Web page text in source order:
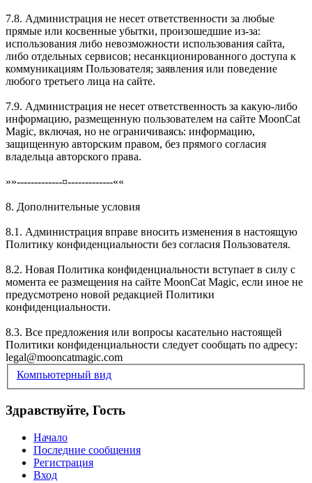
7.8. Администрация не несет ответственности за любые
прямые или косвенные убытки, произошедшие из-за:
использования либо невозможности использования сайта,
либо отдельных сервисов; несанкционированного доступа к
коммуникациям Пользователя; заявления или поведение
любого третьего лица на сайте.
7.9. Администрация не несет ответственность за какую-либо
информацию, размещенную пользователем на сайте MoonCat
Magic, включая, но не ограничиваясь: информацию,
защищенную авторским правом, без прямого согласия
владельца авторского права.
»»-------------¤-------------««
8. Дополнительные условия
8.1. Администрация вправе вносить изменения в настоящую
Политику конфиденциальности без согласия Пользователя.
8.2. Новая Политика конфиденциальности вступает в силу с
момента ее размещения на сайте MoonCat Magic, если иное не
предусмотрено новой редакцией Политики
конфиденциальности.
8.3. Все предложения или вопросы касательно настоящей
Политики конфиденциальности следует сообщать по адресу:
legal@mooncatmagic.com
Компьютерный вид
Здравствуйте, Гость
Начало
Последние сообщения
Регистрация
Вход